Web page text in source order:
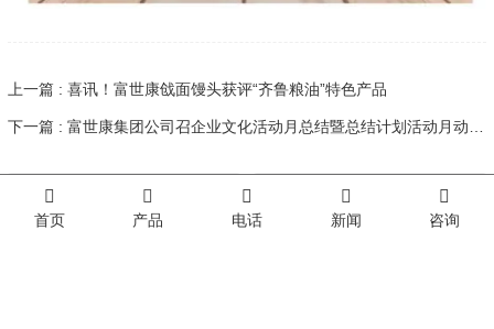
上一篇 : 喜讯！富世康戗面馒头获评“齐鲁粮油”特色产品
首页 产品 电话 新闻 咨询